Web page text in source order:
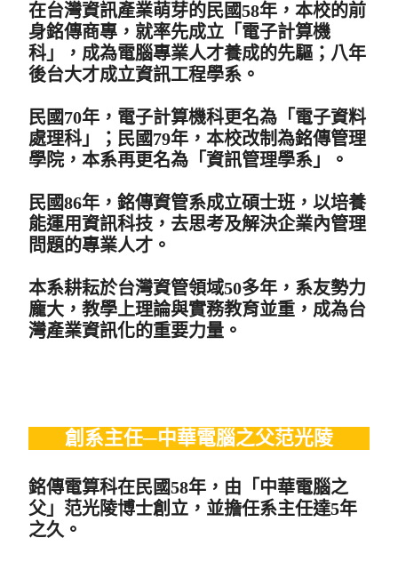
在台灣資訊產業萌芽的民國58年，本校的前
身銘傳商專，就率先成立「電子計算機
科」，成為電腦專業人才養成的先驅；八年
後台大才成立資訊工程學系。
民國70年，電子計算機科更名為「電子資料
處理科」；民國79年，本校改制為銘傳管理
學院，本系再更名為「資訊管理學系」。
民國86年，銘傳資管系成立碩士班，以培養
能運用資訊科技，去思考及解決企業內管理
問題的專業人才。
本系耕耘於台灣資管領域50多年，系友勢力
龐大，教學上理論與實務教育並重，成為台
灣產業資訊化的重要力量。
創系主任─中華電腦之父范光陵
銘傳電算科在民國58年，由「中華電腦之
父」范光陵博士創立，並擔任系主任達5年
之久。